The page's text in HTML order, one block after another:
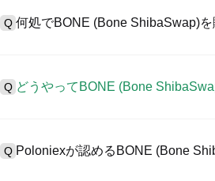
Q 何処でBONE (Bone ShibaSwap)
るように、ユーザーに向けるインター
号資産の取引を認め、競争力のある取
1、アカウント作成とKYC検証完了。
2、アカウントに法定通貨・暗号資産入
Q どうやってBONE (Bone
質デジタル資産の取引をスタートしまし
Q Poloniexが認めるBONE (Bone